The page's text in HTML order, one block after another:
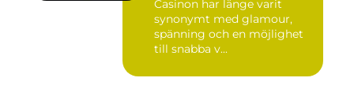
Casinon har länge varit
synonymt med glamour,
spänning och en möjlighet
till snabba v...